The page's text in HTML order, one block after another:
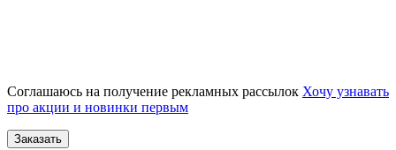
Соглашаюсь на получение рекламных рассылок Хочу узнавать
про акции и новинки первым